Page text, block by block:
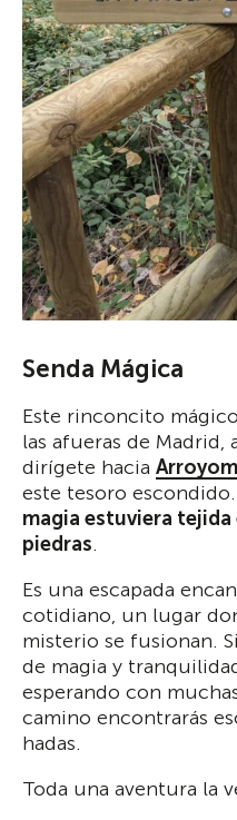
Senda Mágica
Este rinconcito
las afueras de Madrid,
dirígete hacia
este tesoro
magia estuviera
piedras.
Es una escapada
cotidiano, un lugar
misterio se fusionan.
de magia y
esperando con
camino encontrarás
hadas.
Toda una aventura la